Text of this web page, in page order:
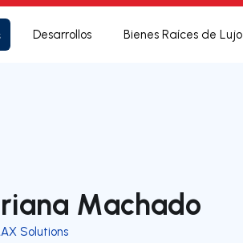
Desarrollos Bienes Raíces de Lujo
Machado
Solutions